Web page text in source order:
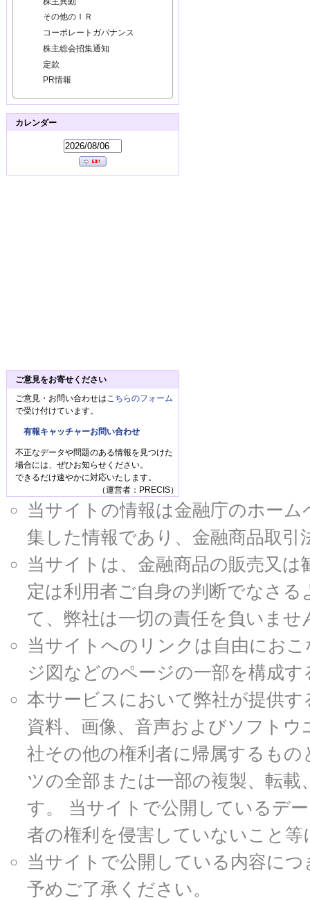
その他のＩＲ
コーポレートガバナンス
株主総会招集通知
定款
PR情報
カレンダー
ご意見をお寄せください
ご意見・お問い合わせは こちらのフォーム
で受け付けています。
有報キャッチャーお問い合わせ
不正なデータや問題のある情報を見つけた
場合には、ぜひお知らせください。
できるだけ速やかに対応いたします。
（運営者：PRECIS）
当サイトの情報は金融庁のホー
集した情報であり、金融商品取
当サイトは、金融商品の販売又
定は利用者ご自身の判断でなさ
て、弊社は一切の責任を負いませ
当サイトへのリンクは自由にお
ジ図などのページの一部を構成
本サービスにおいて弊社が提供
資料、画像、音声およびソフト
社その他の権利者に帰属するも
ツの全部または一部の複製、転
す。 当サイトで公開しているデ
者の権利を侵害していないこと
当サイトで公開している内容に
予めご了承ください。